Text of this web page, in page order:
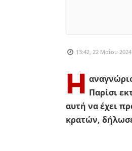
13:42, 22 Μαΐου 2024
Η
Παρίσι
αυτή να έχει
κρατών,